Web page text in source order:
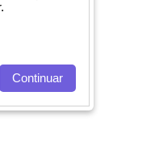
Continuar